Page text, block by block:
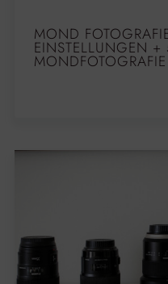
MOND
EINSTELLUNGEN +
MONDFOTOGRAFIE